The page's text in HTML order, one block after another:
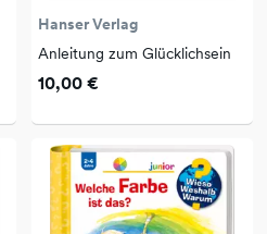
Hanser Verlag
Anleitung zum Glücklichsein
10,00 €